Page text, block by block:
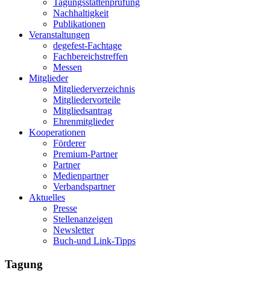
Tagungsstättenprüfung
Nachhaltigkeit
Publikationen
Veranstaltungen
degefest-Fachtage
Fachbereichstreffen
Messen
Mitglieder
Mitgliederverzeichnis
Mitgliedervorteile
Mitgliedsantrag
Ehrenmitglieder
Kooperationen
Förderer
Premium-Partner
Partner
Medienpartner
Verbandspartner
Aktuelles
Presse
Stellenanzeigen
Newsletter
Buch-und Link-Tipps
Tagung